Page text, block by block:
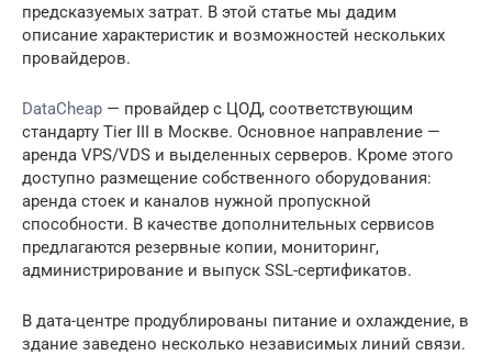
предсказуемых затрат. В этой статье мы дадим
описание характеристик и возможностей нескольких
провайдеров.
DataCheap — провайдер с ЦОД, соответствующим
стандарту Tier III в Москве. Основное направление —
аренда VPS/VDS и выделенных серверов. Кроме этого
доступно размещение собственного оборудования:
аренда стоек и каналов нужной пропускной
способности. В качестве дополнительных сервисов
предлагаются резервные копии, мониторинг,
администрирование и выпуск SSL-сертификатов.
В дата-центре продублированы питание и охлаждение, в
здание заведено несколько независимых линий связи.